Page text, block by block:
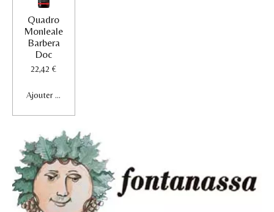
Quadro
Monleale
Barbera
Doc
22,42 €
Ajouter au panier